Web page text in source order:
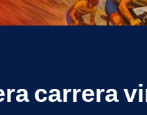
carrera